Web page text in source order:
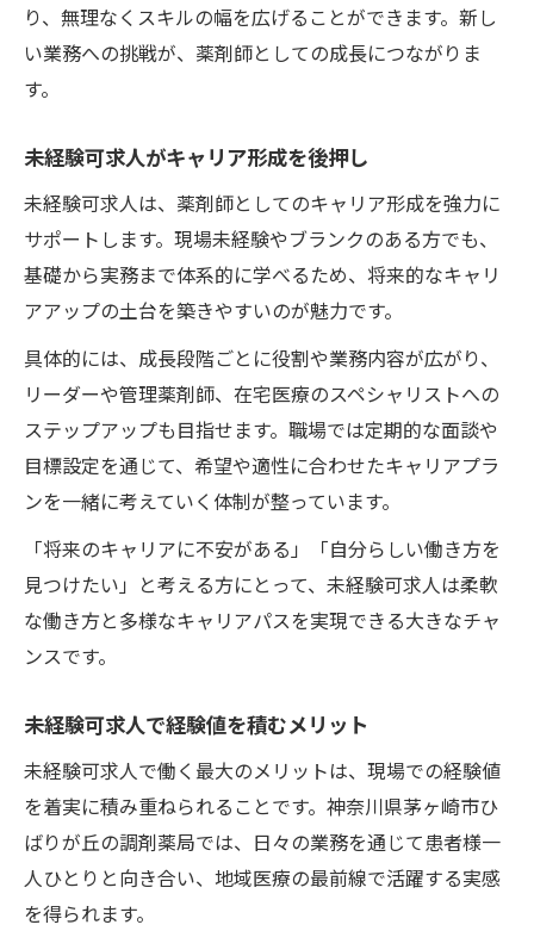
り、無理なくスキルの幅を広げることができます。新し
い業務への挑戦が、薬剤師としての成長につながりま
す。
未経験可求人がキャリア形成を後押し
未経験可求人は、薬剤師としてのキャリア形成を強力に
サポートします。現場未経験やブランクのある方でも、
基礎から実務まで体系的に学べるため、将来的なキャリ
アアップの土台を築きやすいのが魅力です。
具体的には、成長段階ごとに役割や業務内容が広がり、
リーダーや管理薬剤師、在宅医療のスペシャリストへの
ステップアップも目指せます。職場では定期的な面談や
目標設定を通じて、希望や適性に合わせたキャリアプラ
ンを一緒に考えていく体制が整っています。
「将来のキャリアに不安がある」「自分らしい働き方を
見つけたい」と考える方にとって、未経験可求人は柔軟
な働き方と多様なキャリアパスを実現できる大きなチャ
ンスです。
未経験可求人で経験値を積むメリット
未経験可求人で働く最大のメリットは、現場での経験値
を着実に積み重ねられることです。神奈川県茅ヶ崎市ひ
ばりが丘の調剤薬局では、日々の業務を通じて患者様一
人ひとりと向き合い、地域医療の最前線で活躍する実感
を得られます。